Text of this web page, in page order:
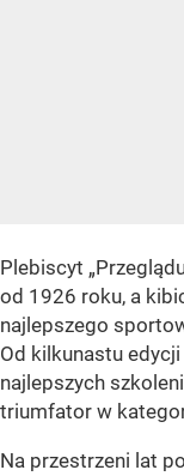
Plebiscyt
od 1926 roku, a
najlepszego
Od kilkunastu
najlepszych
triumfator w
Na przestrzeni lat